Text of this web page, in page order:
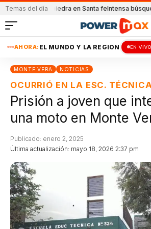
Temas del día
con una piedra en Santa feIntensa búsqueda
AHORA: EL MUNDO Y LA REGIÓN EN VIVO
MONTE VERA NOTICIAS
OCURRIÓ EN LA ESC. TÉCNICA
Prisión a joven que
una moto en Monte
Última actualización: mayo 18, 2026 2:37 pm
Publicado: enero 2, 2025